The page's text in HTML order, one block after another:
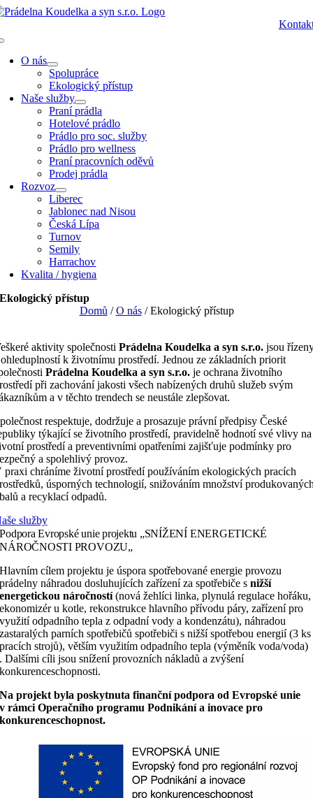
Přeskočit
O nás
Spolupráce
Ekologický přístup
Naše služby
Praní prádla
Hotelové prádlo
Prádlo pro soc. služby
Prádlo pro wellness
Praní pracovních oděvů
Prodej prádla
Rozvoz
Liberec
Jablonec nad Nisou
Česká Lípa
Turnov
Semily
Harrachov
Kvalita / hygiena
Ekologický přístup
Domů /O nás/Ekologický přístup
aktivity společnosti Prádelna Koudelka a syn s.r.o.jsou
k životnímu prostředí. Jednou ze základních priorit
Prádelna Koudelka a syn s.r.o.je ochrana životního
při zachování jakosti všech nabízených druhů služeb svým
a v těchto trendech se neustále zlepšovat.
respektuje, dodržuje a prosazuje právní předpisy České
týkající se životního prostředí, pravidelně hodnotí své vlivy na
prostředí a preventivními opatřeními zajišťuje podmínky pro
a spolehlivý provoz.
praxi chráníme životní prostředí používáním ekologických pracích
úsporných technologií, snižováním množství
a recyklací odpadů.
služby
Podpora Evropské unie projektu „SNÍŽENÍ ENERGETICKÉ
NÁROČNOSTI PROVOZU„
Hlavním cílem projektu je úspora spotřebované energie provozu
prádelny náhradou dosluhujících zařízení za spotřebiče snižší
energetickou náročností(nová žehlíci linka, plynulá regulace hořáku,
ekonomizér u kotle, rekonstrukce hlavního přívodu páry, zařízení pro
využití odpadního tepla z odpadní vody a kondenzátu), náhradou
zastaralých parních spotřebičů spotřebiči s nižší spotřebou energií (3 ks
pracích strojů), větším využitím odpadního tepla (výměník voda/voda)
. Dalšími cíli jsou snížení provozních nákladů a zvýšení
konkurenceschopnosti.
Na projekt byla poskytnuta finanční podpora od Evropské unie
v rámci Operačního programu Podnikání a inovace pro
konkurenceschopnost.